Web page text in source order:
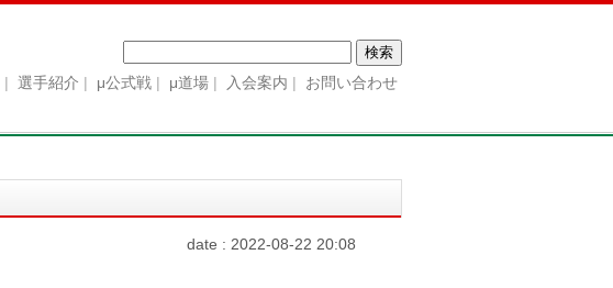
索:
選手紹介 μ公式戦 μ道場 入会案内 お問い合わせ
date : 2022-08-22 20:08